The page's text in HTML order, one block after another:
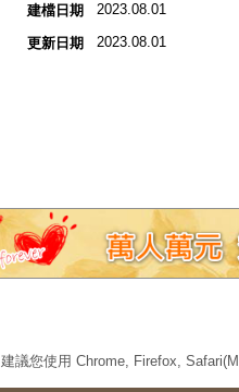
建檔日期 2023.08.01
更新日期 2023.08.01
建議您使用 Chrome, Firefox,